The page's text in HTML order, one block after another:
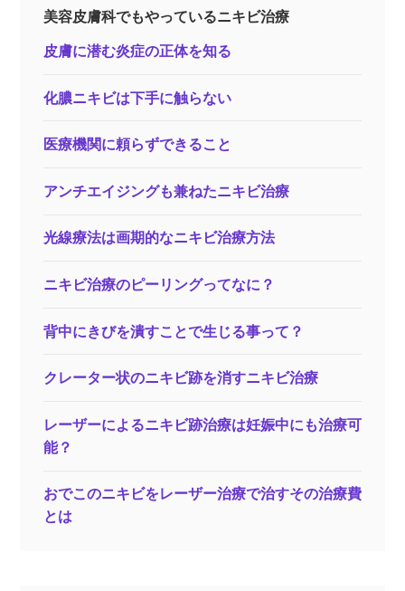
美容皮膚科でもやっているニキビ治療
皮膚に潜む炎症の正体を知る
化膿ニキビは下手に触らない
医療機関に頼らずできること
アンチエイジングも兼ねたニキビ治療
光線療法は画期的なニキビ治療方法
ニキビ治療のピーリングってなに？
背中にきびを潰すことで生じる事って？
クレーター状のニキビ跡を消すニキビ治療
レーザーによるニキビ跡治療は妊娠中にも治療可
能？
おでこのニキビをレーザー治療で治すその治療費
とは